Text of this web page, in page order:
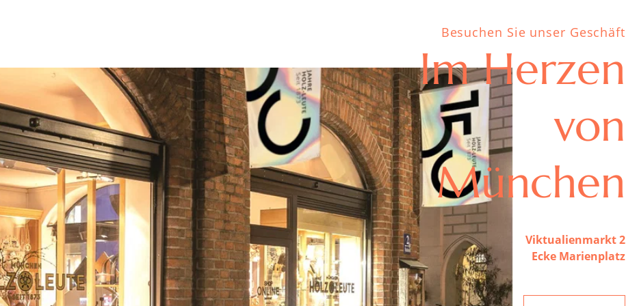
Besuchen Sie unser Geschäft
Im Herzen
von
München
Viktualienmarkt 2
Ecke Marienplatz